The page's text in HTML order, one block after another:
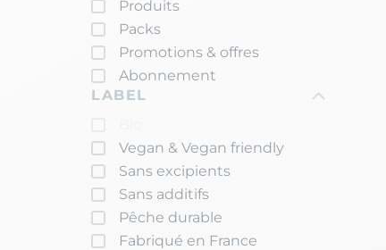
Produits
Packs
Promotions & offres
Abonnement
LABEL
Vegan & Vegan friendly
Sans excipients
Sans additifs
Pêche durable
Fabriqué en France